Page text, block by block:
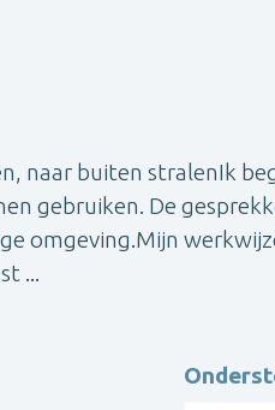
naar buiten stralenIk
gebruiken. De
omgeving.Mijn
...